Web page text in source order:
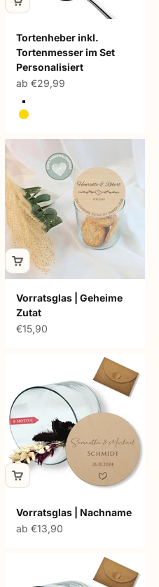
Tortenheber inkl.
Tortenmesser im Set
Personalisiert
Angebot
ab €29,99
Silber
Gold
Vorratsglas | Geheime
Zutat
Angebot
€15,90
Vorratsglas | Nachname
Angebot
ab €13,90